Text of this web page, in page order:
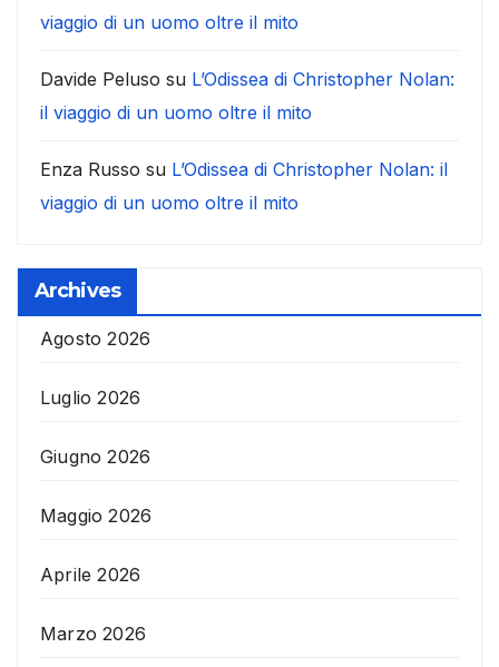
viaggio di un uomo oltre il mito
Davide Peluso su L’Odissea di Christopher Nolan:
il viaggio di un uomo oltre il mito
Enza Russo su L’Odissea di Christopher Nolan: il
viaggio di un uomo oltre il mito
Archives
Agosto 2026
Luglio 2026
Giugno 2026
Maggio 2026
Aprile 2026
Marzo 2026